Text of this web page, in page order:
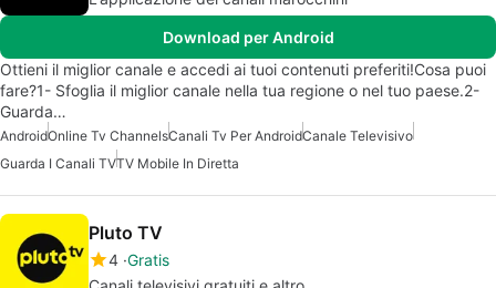
Download per Android
Ottieni il miglior canale e accedi ai tuoi contenuti preferiti!Cosa puoi
fare?1- Sfoglia il miglior canale nella tua regione o nel tuo paese.2-
Guarda…
AndroidOnline Tv ChannelsCanali Tv Per AndroidCanale Televisivo
Guarda I Canali TVTV Mobile In Diretta
Pluto TV
4 Gratis